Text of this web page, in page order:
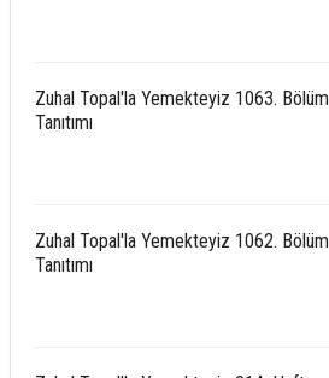
Zuhal Topal'la Yemekteyiz 1063. Bölüm
Tanıtımı
Zuhal Topal'la Yemekteyiz 1062. Bölüm
Tanıtımı